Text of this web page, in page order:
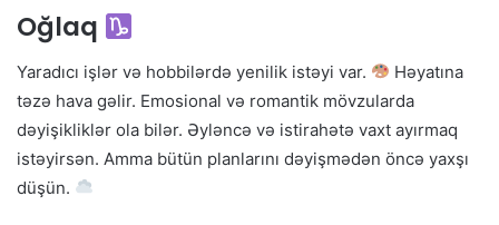
Oğlaq
Yaradıcı işlər və hobbilərdə yenilik istəyi var.
Həyatına
təzə hava gəlir. Emosional və romantik mövzularda
dəyişikliklər ola bilər. Əyləncə və istirahətə vaxt ayırmaq
istəyirsən. Amma bütün planlarını dəyişmədən öncə yaxşı
düşün.